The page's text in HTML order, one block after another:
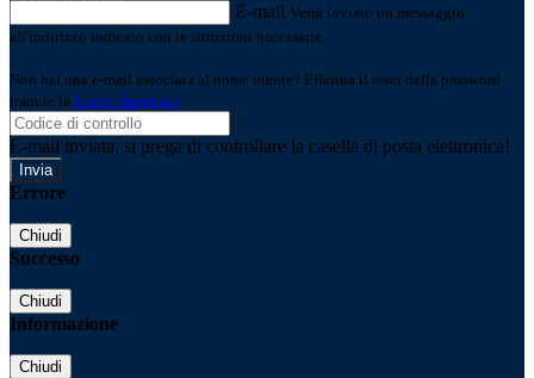
E-mail Verrà inviato un messaggio
all'indirizzo indicato con le istruzioni necessarie.
Non hai una e-mail associata al nome utente? Effettua il reset della password
tramite la Login Spaggiari
E-mail inviata, si prega di controllare la casella di posta elettronica!
Errore
Chiudi
Successo
Chiudi
Informazione
Chiudi